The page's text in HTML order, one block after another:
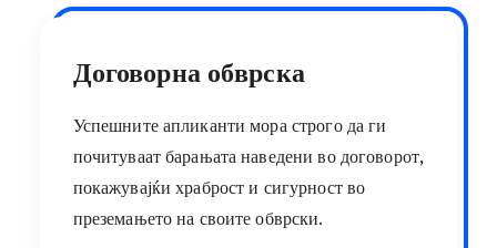
Договорна обврска
Успешните апликанти мора строго да ги
почитуваат барањата наведени во договорот,
покажувајќи храброст и сигурност во
преземањето на своите обврски.